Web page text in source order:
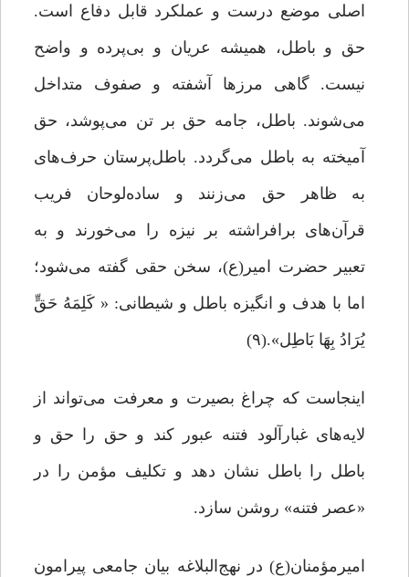
اصلی موضع درست و عملکرد قابل دفاع است.
حق و باطل، همیشه عریان و بی‌پرده و واضح
نیست. گاهی مرزها آشفته و صفوف متداخل
می‌شوند. باطل، جامه حق بر تن می‌پوشد، حق
آمیخته به باطل می‌گردد. باطل‌‌پرستان حرف‌های
به ظاهر حق می‌زنند و ساده‌لوحان فریب
قرآن‌های برافراشته بر نیزه را می‌خورند و به
تعبیر حضرت امیر(ع)، سخن حقی گفته می‌شود؛
اما با هدف و انگیزه باطل و شیطانی: « کَلِمَهُ حَقٍّ
یُرَادُ بِهَا بَاطِل».(۹)
اینجاست که چراغ بصیرت و معرفت می‌تواند از
لایه‌های غبارآلود فتنه عبور کند و حق را حق و
باطل را باطل نشان دهد و تکلیف مؤمن را در
«عصر فتنه» روشن سازد.
امیرمؤمنان(ع) در نهج‌البلاغه بیان جامعی پیرامون